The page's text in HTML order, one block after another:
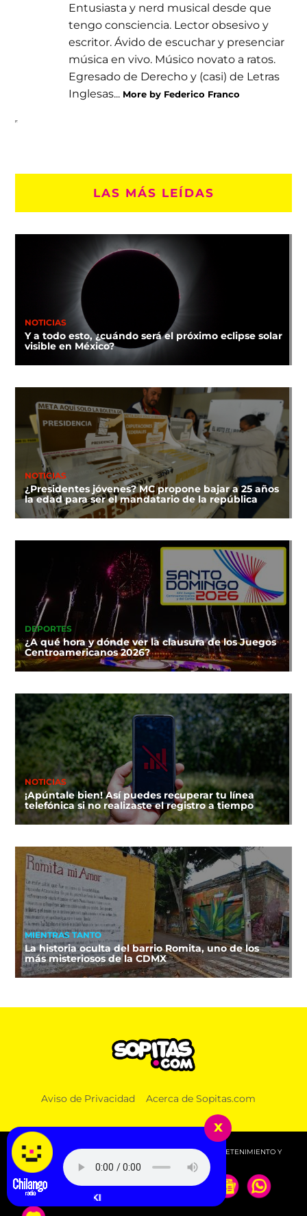
Entusiasta y nerd musical desde que
tengo consciencia. Lector obsesivo y
escritor. Ávido de escuchar y presenciar
música en vivo. Músico novato a ratos.
Egresado de Derecho y (casi) de Letras
Inglesas... More by Federico Franco
LAS MÁS LEÍDAS
NOTICIAS
Y a todo esto, ¿cuándo será el próximo eclipse solar
visible en México?
NOTICIAS
¿Presidentes jóvenes? MC propone bajar a 25 años
la edad para ser el mandatario de la república
DEPORTES
¿A qué hora y dónde ver la clausura de los Juegos
Centroamericanos 2026?
NOTICIAS
¡Apúntale bien! Así puedes recuperar tu línea
telefónica si no realizaste el registro a tiempo
MIENTRAS TANTO
La historia oculta del barrio Romita, uno de los
más misteriosos de la CDMX
NOTICIAS
Aviso de Privacidad Acerca de Sopitas.com
© 2026 SOPITAS.COM - MÚSICA, NOTICIAS, DEPORTES, ENTRETENIMIENTO Y
MÁS!.
x
Sega Bodega,